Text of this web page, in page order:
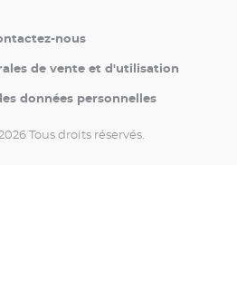
nous
de vente et d'utilisation
données personnelles
Tous droits réservés.